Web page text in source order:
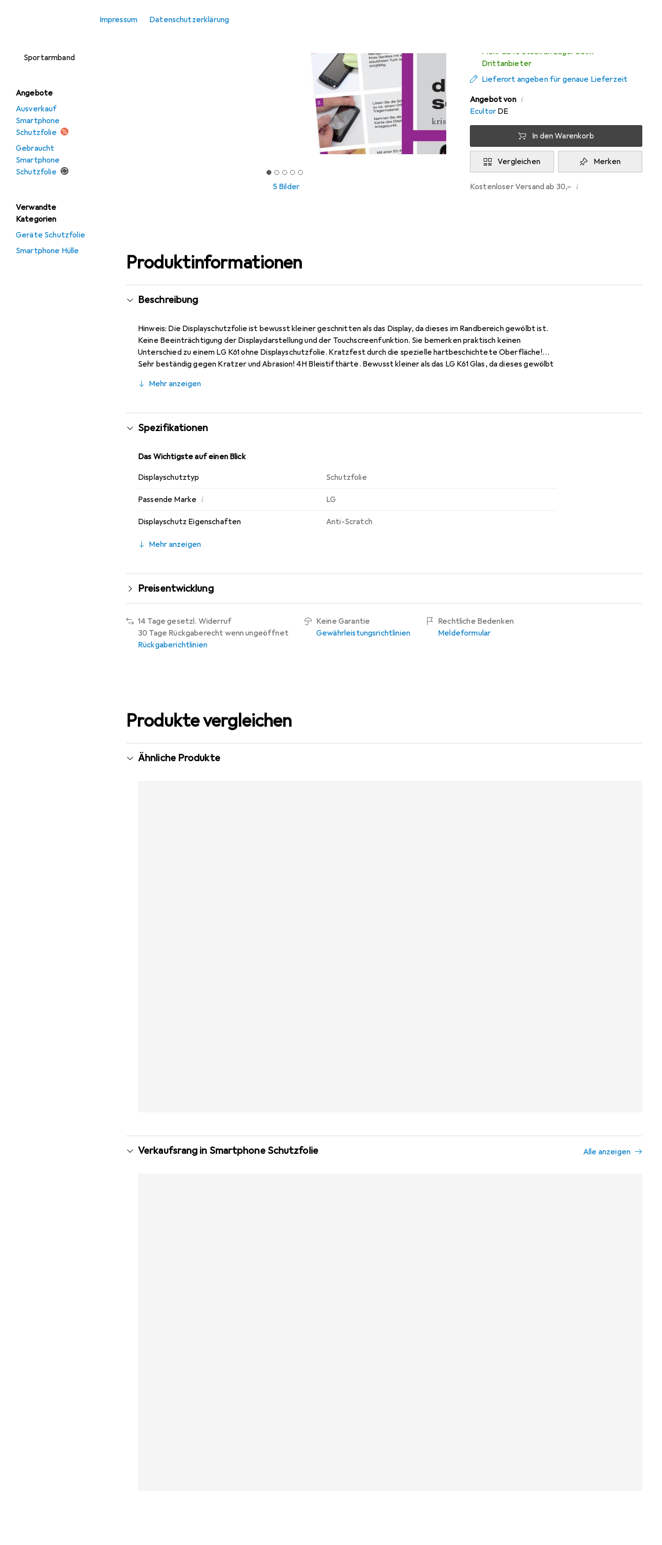
Impressum Datenschutzerklärung
Sportarmband
Angebote
Ausverkauf
Smartphone
Schutzfolie
Gebraucht
Smartphone
Schutzfolie
Verwandte
Kategorien
Geräte Schutzfolie
Smartphone Hülle
5 Bilder
Mehr als 10 Stück an Lager beim
Drittanbieter
Lieferort angeben für genaue Lieferzeit
Angebot von i
Ecultor DE
In den Warenkorb
Vergleichen Merken
Kostenloser Versand ab 30,– i
Produktinformationen
Beschreibung
Hinweis: Die Displayschutzfolie ist bewusst kleiner geschnitten als das Display, da dieses im Randbereich gewölbt ist.
Keine Beeinträchtigung der Displaydarstellung und der Touchscreenfunktion. Sie bemerken praktisch keinen
Unterschied zu einem LG K61 ohne Displayschutzfolie. Kratzfest durch die spezielle hartbeschichtete Oberfläche!
Sehr beständig gegen Kratzer und Abrasion! 4H Bleistifthärte. Bewusst kleiner als das LG K61 Glas, da dieses gewölbt
Blasenbildung bei staubfreiem Display möglich! Beim Auftragen der Folie wird die Luft verdrängt und schmiegt sich wie
Konfektionierung zu fairen Löhnen in Deutschland.
Mehr anzeigen
Spezifikationen
Das Wichtigste auf einen Blick
Displayschutztyp Schutzfolie
Passende Marke i LG
Displayschutz Eigenschaften Anti-Scratch
Mehr anzeigen
Preisentwicklung
14 Tage gesetzl. Widerruf
30 Tage Rückgaberecht wenn ungeöffnet
Rückgaberichtlinien
Keine Garantie
Gewährleistungsrichtlinien
Rechtliche Bedenken
Meldeformular
Produkte vergleichen
Ähnliche Produkte
Verkaufsrang in Smartphone Schutzfolie Alle anzeigen